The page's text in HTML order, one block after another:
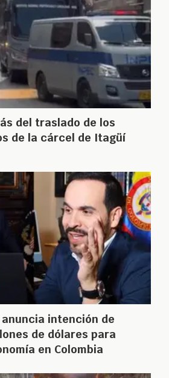
del traslado de los
de la cárcel de Itagüí
anuncia intención de
de dólares para
en Colombia